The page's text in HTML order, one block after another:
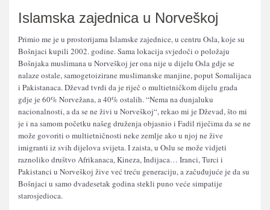
Islamska zajednica u Norveškoj
Primio me je u prostorijama Islamske zajednice, u centru Osla, koje su
Bošnjaci kupili 2002. godine. Sama lokacija svjedoči o položaju
Bošnjaka muslimana u Norveškoj jer ona nije u dijelu Osla gdje se
nalaze ostale, samogetoizirane muslimanske manjine, poput Somalijaca
i Pakistanaca. Dževad tvrdi da je riječ o multietničkom dijelu grada
gdje je 60% Norvežana, a 40% ostalih. “Nema na dunjaluku
nacionalnosti, a da se ne živi u Norveškoj“, rekao mi je Dževad, što mi
je i na samom početku našeg druženja objasnio i Fadil riječima da se ne
može govoriti o multietničnosti neke zemlje ako u njoj ne žive
imigranti iz svih dijelova svijeta. I zaista, u Oslu se može vidjeti
raznoliko društvo Afrikanaca, Kineza, Indijaca… Iranci, Turci i
Pakistanci u Norveškoj žive već treću generaciju, a začuđujuće je da su
Bošnjaci u samo dvadesetak godina stekli puno veće simpatije
starosjedioca.